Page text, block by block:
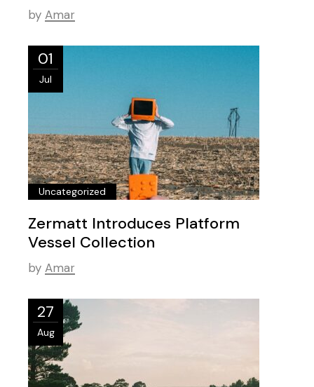
by Amar
01
Jul
Uncategorized
Zermatt Introduces Platform
Vessel Collection
by Amar
27
Aug